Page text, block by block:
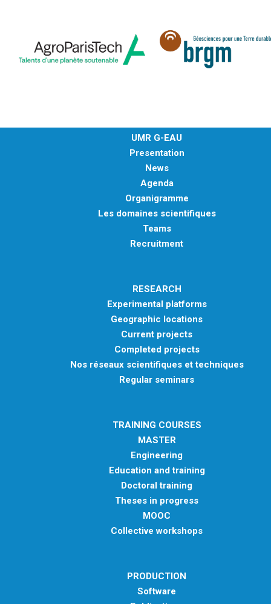
UMR G-EAU
Presentation
News
Agenda
Organigramme
Les domaines scientifiques
Teams
Recruitment
RESEARCH
Experimental platforms
Geographic locations
Current projects
Completed projects
Nos réseaux scientifiques et techniques
Regular seminars
TRAINING COURSES
MASTER
Engineering
Education and training
Doctoral training
Theses in progress
MOOC
Collective workshops
PRODUCTION
Software